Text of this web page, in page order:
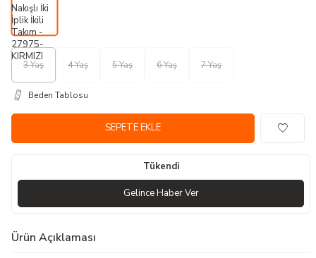
3 Yaş 4 Yaş 5 Yaş 6 Yaş 7 Yaş
Beden Tablosu
SEPETE EKLE
Tükendi
Gelince Haber Ver
Ürün Açıklaması